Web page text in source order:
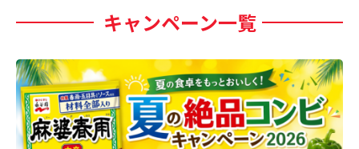
キャンペーン一覧